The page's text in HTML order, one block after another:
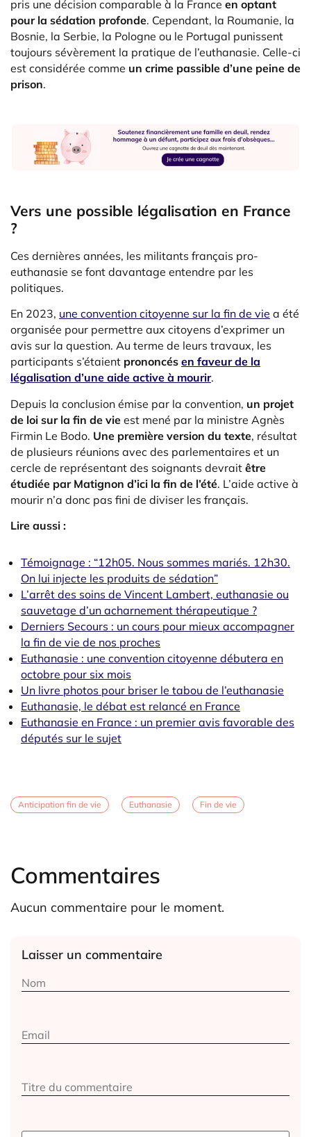
pris une décision comparable à la France en optant
pour la sédation profonde. Cependant, la Roumanie, la
Bosnie, la Serbie, la Pologne ou le Portugal punissent
toujours sévèrement la pratique de l’euthanasie. Celle-ci
est considérée comme un crime passible d’une peine de
prison.
Vers une possible légalisation en France
?
Ces dernières années, les militants français pro-
euthanasie se font davantage entendre par les
politiques.
En 2023, une convention citoyenne sur la fin de vie a été
organisée pour permettre aux citoyens d’exprimer un
avis sur la question. Au terme de leurs travaux, les
participants s’étaient prononcés en faveur de la
légalisation d’une aide active à mourir.
Depuis la conclusion émise par la convention, un projet
de loi sur la fin de vie est mené par la ministre Agnès
Firmin Le Bodo. Une première version du texte, résultat
de plusieurs réunions avec des parlementaires et un
cercle de représentant des soignants devrait être
étudiée par Matignon d’ici la fin de l’été. L’aide active à
mourir n’a donc pas fini de diviser les français.
Lire aussi :
Témoignage : “12h05. Nous sommes mariés. 12h30.
On lui injecte les produits de sédation”
L’arrêt des soins de Vincent Lambert, euthanasie ou
sauvetage d’un acharnement thérapeutique ?
Derniers Secours : un cours pour mieux accompagner
la fin de vie de nos proches
Euthanasie : une convention citoyenne débutera en
octobre pour six mois
Un livre photos pour briser le tabou de l’euthanasie
Euthanasie, le débat est relancé en France
Euthanasie en France : un premier avis favorable des
députés sur le sujet
Anticipation fin de vie Euthanasie Fin de vie
Commentaires
Aucun commentaire pour le moment.
Laisser un commentaire
Alternative: